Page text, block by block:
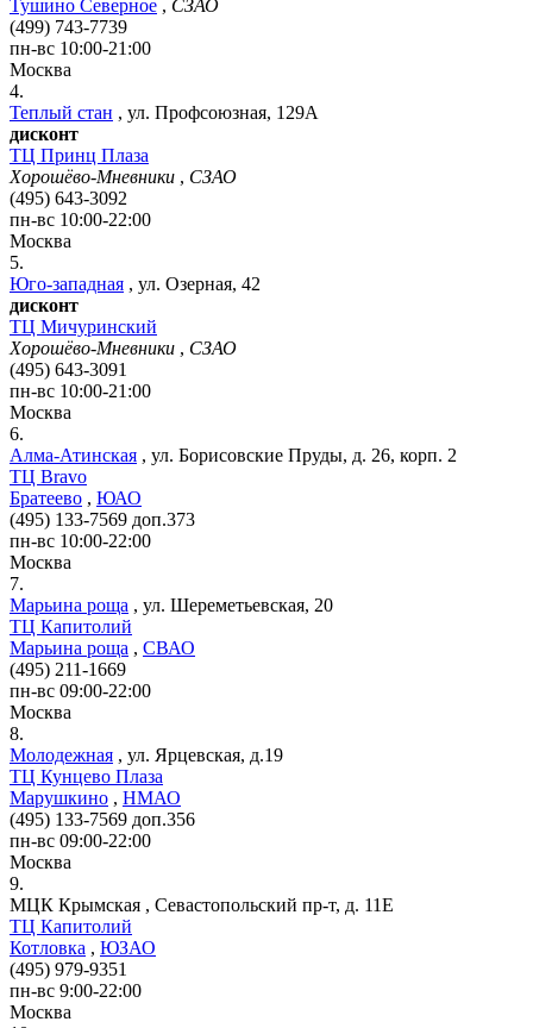
Тушино Северное , СЗАО
(499) 743-7739
пн-вс 10:00-21:00
Москва
4.
Теплый стан , ул. Профсоюзная, 129А
дисконт
ТЦ Принц Плаза
Хорошёво-Мневники , СЗАО
(495) 643-3092
пн-вс 10:00-22:00
Москва
5.
Юго-западная , ул. Озерная, 42
дисконт
ТЦ Мичуринский
Хорошёво-Мневники , СЗАО
(495) 643-3091
пн-вс 10:00-21:00
Москва
6.
Алма-Атинская , ул. Борисовские Пруды, д. 26, корп. 2
ТЦ Bravo
Братеево , ЮАО
(495) 133-7569 доп.373
пн-вс 10:00-22:00
Москва
7.
Марьина роща , ул. Шереметьевская, 20
ТЦ Капитолий
Марьина роща , СВАО
(495) 211-1669
пн-вс 09:00-22:00
Москва
8.
Молодежная , ул. Ярцевская, д.19
ТЦ Кунцево Плаза
Марушкино , НМАО
(495) 133-7569 доп.356
пн-вс 09:00-22:00
Москва
9.
МЦК Крымская , Севастопольский пр-т, д. 11Е
ТЦ Капитолий
Котловка , ЮЗАО
(495) 979-9351
пн-вс 9:00-22:00
Москва